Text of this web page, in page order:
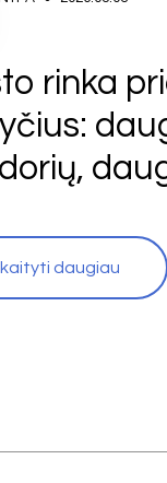
rinka
daugiau